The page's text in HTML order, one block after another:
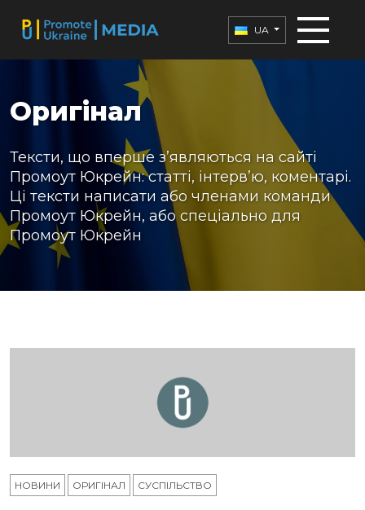
UA
Оригінал
Тексти, що вперше з’являються на сайті
Промоут Юкрейн: статті, інтерв’ю, коментарі.
Ці тексти написати або членами команди
Промоут Юкрейн, або спеціально для
Промоут Юкрейн
НОВИНИ ОРИГІНАЛ СУСПІЛЬСТВО